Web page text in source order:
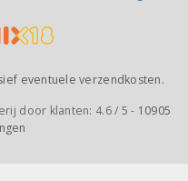
eventuele verzendkosten.
door klanten: 4.6/ 5 - 10905